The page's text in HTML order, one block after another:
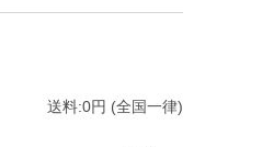
送料:0円 (全国一律)